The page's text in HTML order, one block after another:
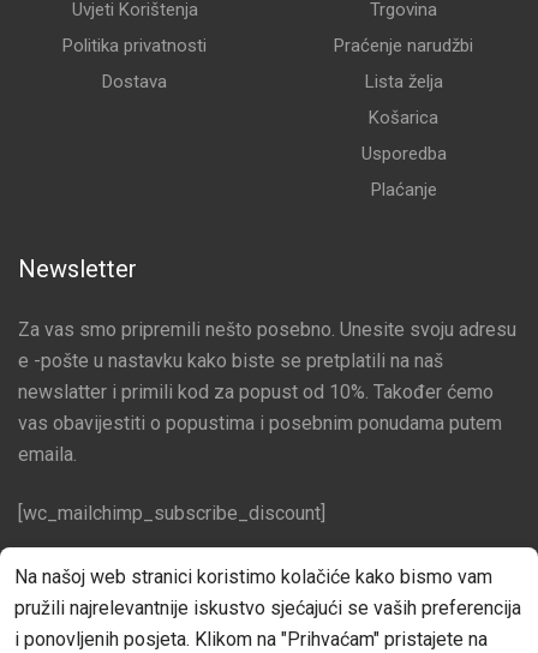
Uvjeti Korištenja
Politika privatnosti
Dostava
Trgovina
Praćenje narudžbi
Lista želja
Košarica
Usporedba
Plaćanje
Newsletter
Za vas smo pripremili nešto posebno. Unesite svoju adresu
e -pošte u nastavku kako biste se pretplatili na naš
newslatter i primili kod za popust od 10%. Također ćemo
vas obavijestiti o popustima i posebnim ponudama putem
emaila.
[wc_mailchimp_subscribe_discount]
Pratite nas na društvenim mrežama
Facebook
Na našoj web stranici koristimo kolačiće kako bismo vam
pružili najrelevantnije iskustvo sjećajući se vaših preferencija
i ponovljenih posjeta. Klikom na "Prihvaćam" pristajete na